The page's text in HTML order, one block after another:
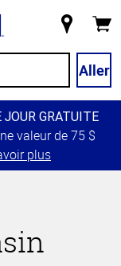
magasin
Aller
GRATUITE
valeur de 75 $
plus